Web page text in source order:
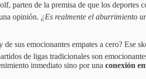
parten de la premisa de que los deportes
opinión. ¿Es realmente el aburrimiento
de sus emocionantes empates a cero? Ese
de ligas tradicionales son
inmediato sino por una conexión